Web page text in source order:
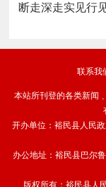
断走深走实见行
联系我
本站所刊登的各类新闻
开办单位：裕民县人民
办公地址：裕民县巴尔
版权所有：裕民县人